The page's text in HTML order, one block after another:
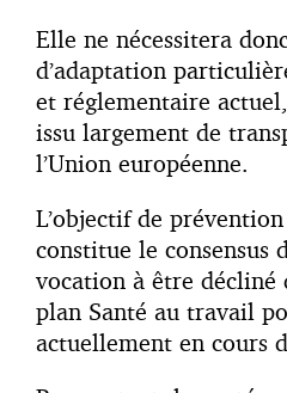
Elle ne nécessitera
d’adaptation
et réglementaire
issu largement de
l’Union européenne.
L’objectif de
constitue le consensus
vocation à être décliné
plan Santé au travail
actuellement en cours